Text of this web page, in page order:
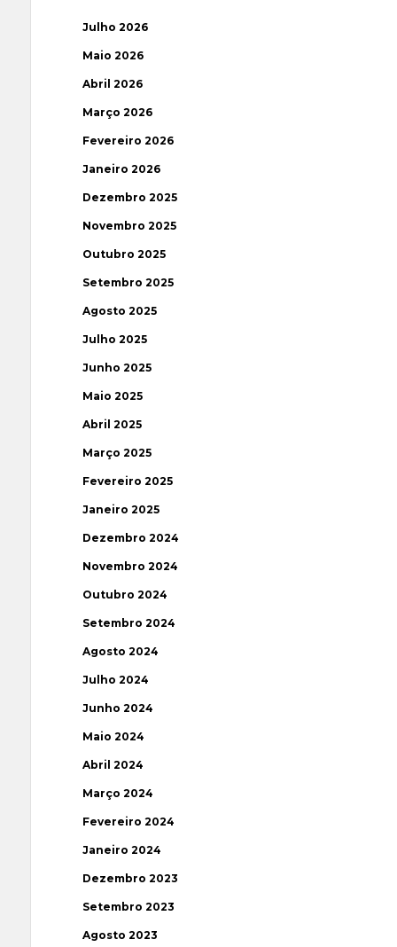
Julho 2026
Maio 2026
Abril 2026
Março 2026
Fevereiro 2026
Janeiro 2026
Dezembro 2025
Novembro 2025
Outubro 2025
Setembro 2025
Agosto 2025
Julho 2025
Junho 2025
Maio 2025
Abril 2025
Março 2025
Fevereiro 2025
Janeiro 2025
Dezembro 2024
Novembro 2024
Outubro 2024
Setembro 2024
Agosto 2024
Julho 2024
Junho 2024
Maio 2024
Abril 2024
Março 2024
Fevereiro 2024
Janeiro 2024
Dezembro 2023
Setembro 2023
Agosto 2023